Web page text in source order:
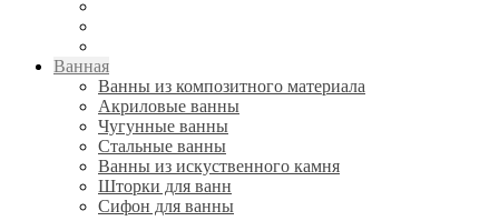
Ванная
Ванны из композитного материала
Акриловые ванны
Чугунные ванны
Стальные ванны
Ванны из искуственного камня
Шторки для ванн
Сифон для ванны